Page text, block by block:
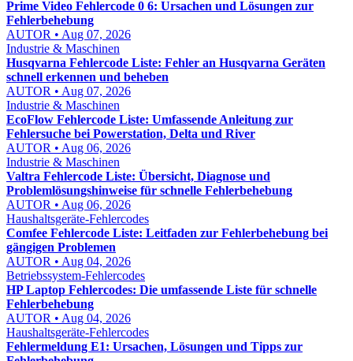
Prime Video Fehlercode 0 6: Ursachen und Lösungen zur
Fehlerbehebung
AUTOR • Aug 07, 2026
Industrie & Maschinen
Husqvarna Fehlercode Liste: Fehler an Husqvarna Geräten
schnell erkennen und beheben
AUTOR • Aug 07, 2026
Industrie & Maschinen
EcoFlow Fehlercode Liste: Umfassende Anleitung zur
Fehlersuche bei Powerstation, Delta und River
AUTOR • Aug 06, 2026
Industrie & Maschinen
Valtra Fehlercode Liste: Übersicht, Diagnose und
Problemlösungshinweise für schnelle Fehlerbehebung
AUTOR • Aug 06, 2026
Haushaltsgeräte-Fehlercodes
Comfee Fehlercode Liste: Leitfaden zur Fehlerbehebung bei
gängigen Problemen
AUTOR • Aug 04, 2026
Betriebssystem-Fehlercodes
HP Laptop Fehlercodes: Die umfassende Liste für schnelle
Fehlerbehebung
AUTOR • Aug 04, 2026
Haushaltsgeräte-Fehlercodes
Fehlermeldung E1: Ursachen, Lösungen und Tipps zur